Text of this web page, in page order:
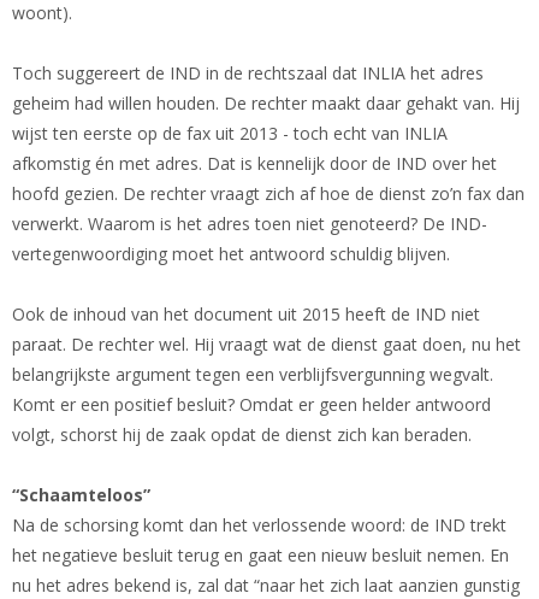
woont).
Toch suggereert de IND in de rechtszaal dat INLIA het adres
geheim had willen houden. De rechter maakt daar gehakt van. Hij
wijst ten eerste op de fax uit 2013 - toch echt van INLIA
afkomstig én met adres. Dat is kennelijk door de IND over het
hoofd gezien. De rechter vraagt zich af hoe de dienst zo’n fax dan
verwerkt. Waarom is het adres toen niet genoteerd? De IND-
vertegenwoordiging moet het antwoord schuldig blijven.
Ook de inhoud van het document uit 2015 heeft de IND niet
paraat. De rechter wel. Hij vraagt wat de dienst gaat doen, nu het
belangrijkste argument tegen een verblijfsvergunning wegvalt.
Komt er een positief besluit? Omdat er geen helder antwoord
volgt, schorst hij de zaak opdat de dienst zich kan beraden.
“Schaamteloos”
Na de schorsing komt dan het verlossende woord: de IND trekt
het negatieve besluit terug en gaat een nieuw besluit nemen. En
nu het adres bekend is, zal dat “naar het zich laat aanzien gunstig